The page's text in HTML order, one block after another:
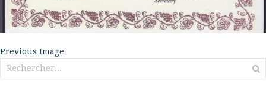
Previous Image
Rechercher :